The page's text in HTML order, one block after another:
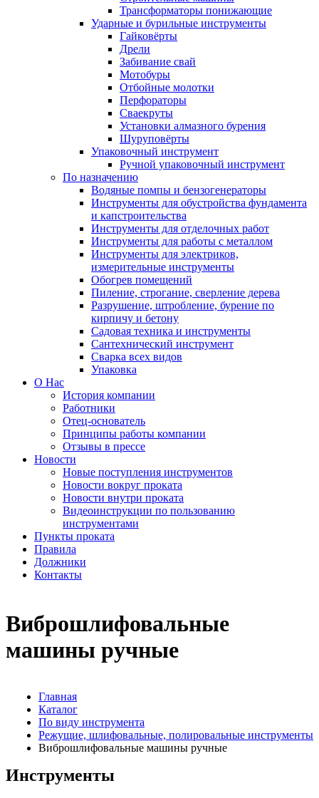
Трансформаторы понижающие
Ударные и бурильные инструменты
Гайковёрты
Дрели
Забивание свай
Мотобуры
Отбойные молотки
Перфораторы
Сваекруты
Установки алмазного бурения
Шуруповёрты
Упаковочный инструмент
Ручной упаковочный инструмент
По назначению
Водяные помпы и бензогенераторы
Инструменты для обустройства фундамента
и капстроительства
Инструменты для отделочных работ
Инструменты для работы с металлом
Инструменты для электриков,
измерительные инструменты
Обогрев помещений
Пиление, строгание, сверление дерева
Разрушение, штробление, бурение по
кирпичу и бетону
Садовая техника и инструменты
Сантехнический инструмент
Сварка всех видов
Упаковка
О Нас
История компании
Работники
Отец-основатель
Принципы работы компании
Отзывы в прессе
Новости
Новые поступления инструментов
Новости вокруг проката
Новости внутри проката
Видеоинструкции по пользованию
инструментами
Пункты проката
Правила
Должники
Контакты
Виброшлифовальные
машины ручные
Главная
Каталог
По виду инструмента
Режущие, шлифовальные, полировальные инструменты
Виброшлифовальные машины ручные
Инструменты